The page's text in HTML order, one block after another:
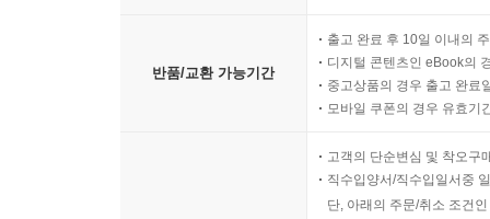
반품/교환 가능기간
출고 완료 후 10일 이내의
디지털 콘텐츠인 eBook의
중고상품의 경우 출고 완료
모바일 쿠폰의 경우 유효기
고객의 단순변심 및 착오구
직수입양서/직수입일서중
단, 아래의 주문/취소 조건